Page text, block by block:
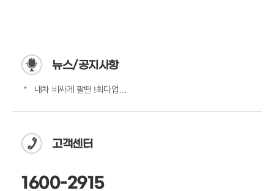
뉴스/공지사항
고객센터
1600-2915